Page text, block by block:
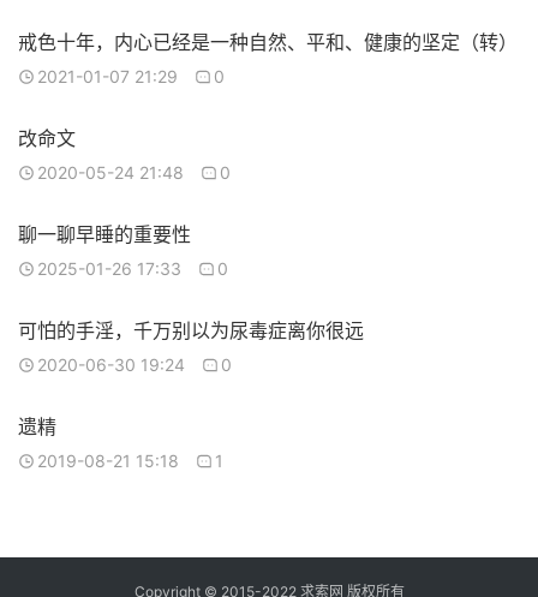
戒色十年，内心已经是一种自然、平和、健康的坚定（转）
2021-01-07 21:29 0
改命文
2020-05-24 21:48 0
聊一聊早睡的重要性
2025-01-26 17:33 0
可怕的手淫，千万别以为尿毒症离你很远
2020-06-30 19:24 0
遗精
2019-08-21 15:18 1
Copyright © 2015-2022 求索网 版权所有